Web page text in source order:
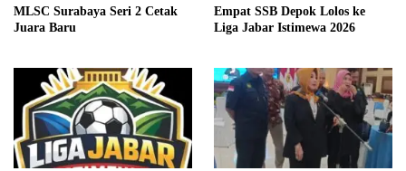
MLSC Surabaya Seri 2 Cetak
Juara Baru
Empat SSB Depok Lolos ke
Liga Jabar Istimewa 2026